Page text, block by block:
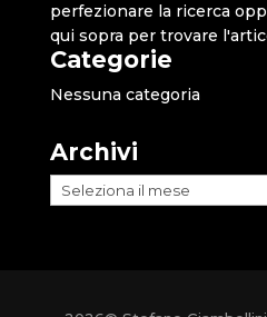
perfezionare la ricerca
qui sopra per trovare
Categorie
Nessuna categoria
Archivi
Archivi